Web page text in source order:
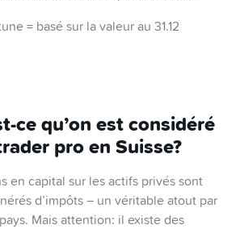
= basé sur la valeur au 31.12
ce qu’on est considéré
pro en Suisse?
en capital sur les actifs privés sont
d’impôts – un véritable atout par
Mais attention: il existe des